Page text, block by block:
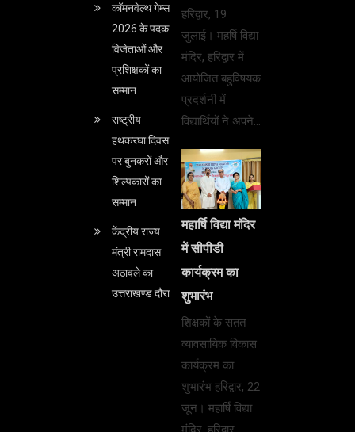
कॉमनवेल्थ गेम्स
2026 के पदक
विजेताओं और
प्रशिक्षकों का
सम्मान
राष्ट्रीय
हथकरघा दिवस
पर बुनकरों और
शिल्पकारों का
सम्मान
केंद्रीय राज्य
मंत्री रामदास
अठावले का
उत्तराखण्ड दौरा
हरिद्वार, 19
जुलाई। महर्षि विद्या
मंदिर, हरिद्वार में
आयोजित बहुविषयक
प्रदर्शनी में
विद्यार्थियों ने अपने…
महार्षि विद्या मंदिर
में सीपीडी
कार्यक्रम का
शुभारंभ
शिक्षकों के सतत
व्यावसायिक विकास
कार्यक्रम का
शुभारंभ हरिद्वार, 22
जून। महार्षि विद्या